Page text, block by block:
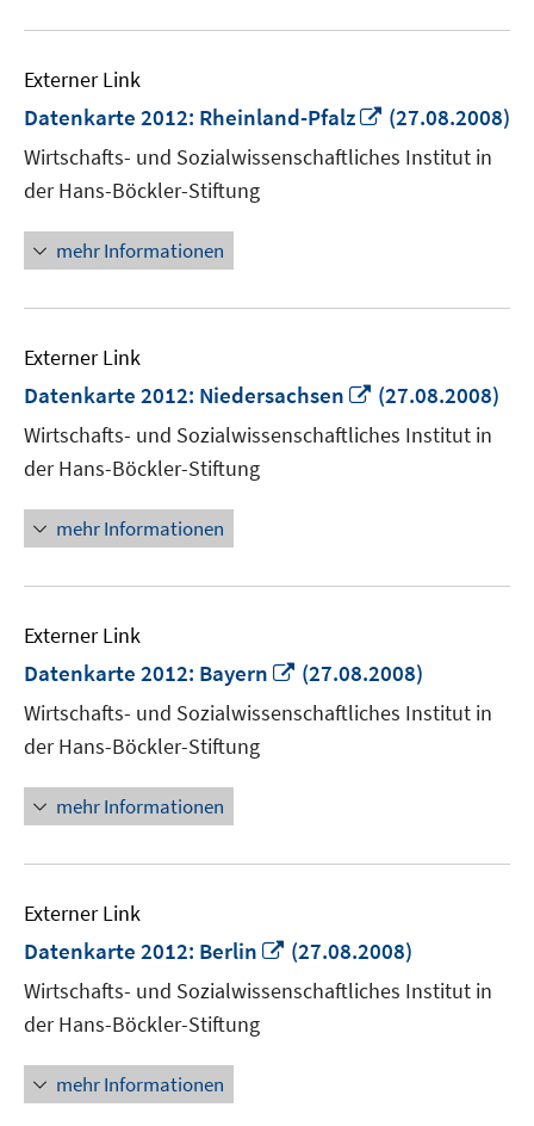
Externer Link
Datenkarte 2012: Rheinland-Pfalz
In
neuem
Fenster
(27.08.2008)
Wirtschafts- und Sozialwissenschaftliches Institut in
der Hans-Böckler-Stiftung
mehr Informationen
Externer Link
Datenkarte 2012: Niedersachsen
In
Fenster
(27.08.2008)
Wirtschafts- und Sozialwissenschaftliches Institut in
der Hans-Böckler-Stiftung
mehr Informationen
Externer Link
Datenkarte 2012: Bayern
In
neuem
Fenster
(27.08.2008)
Wirtschafts- und Sozialwissenschaftliches Institut in
der Hans-Böckler-Stiftung
mehr Informationen
Externer Link
Datenkarte 2012: Berlin
In
neuem
Fenster
(27.08.2008)
Wirtschafts- und Sozialwissenschaftliches Institut in
der Hans-Böckler-Stiftung
mehr Informationen